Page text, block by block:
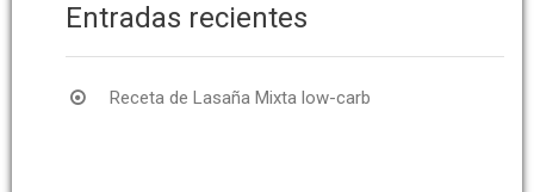
Entradas recientes
Receta de Lasaña Mixta low-carb